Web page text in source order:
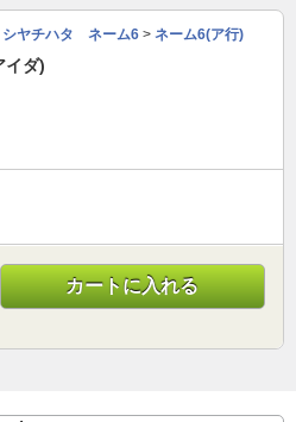
シヤチハタ ネーム6 > ネーム6(ア行)
ダ)
カートに入れる